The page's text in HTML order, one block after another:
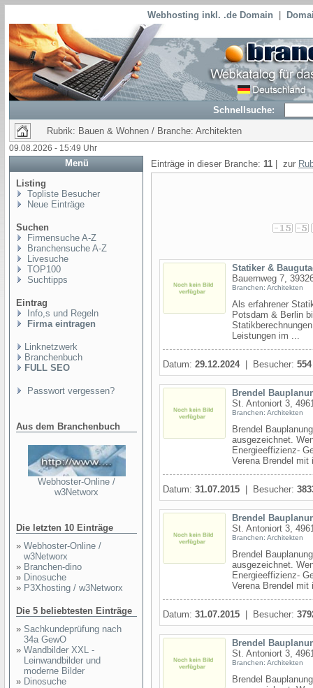
Webhosting inkl. .de Domain
Schnellsuche:
Rubrik: Bauen & Wohnen / Branche: Architekten
09.08.2026 - 15:49 Uhr
Menü
Listing
Topliste Besucher
Neue Einträge
Suchen
Firmensuche A-Z
Branchensuche A-Z
Livesuche
TOP100
Suchtipps
Eintrag
Info,s und Regeln
Firma eintragen
Linknetzwerk
Branchenbuch
FULL SEO
Passwort vergessen?
Aus dem Branchenbuch
Webhoster-Online /
w3Networx
Die letzten 10 Einträge
» Webhoster-Online /
w3Networx
» Branchen-dino
» Dinosuche
» P3Xhosting / w3Networx
Die 5 beliebtesten Einträge
» Sachkundeprüfung nach
34a GewO
» Wandbilder XXL -
Leinwandbilder und
moderne Bilder
» Dinosuche
Einträge in dieser Branche: 11 | zur
Statiker &
Bauernweg 7,
Branchen: Architekten
Als erfahrener
Potsdam & Berlin
Leistungen im ...
Datum: 29.12.2024| Besucher: 554
Brendel
St. Antoniort 3,
Branchen: Architekten
Brendel
ausgezeichnet.
Energieeffizienz-
Verena Brendel mit
Datum: 31.07.2015 | Besucher:
Brendel
St. Antoniort 3,
Branchen: Architekten
Brendel
ausgezeichnet.
Energieeffizienz-
Verena Brendel mit
Datum: 31.07.2015 | Besucher:
Brendel
St. Antoniort 3,
Branchen: Architekten
Brendel